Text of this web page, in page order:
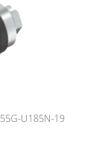
U185N-19